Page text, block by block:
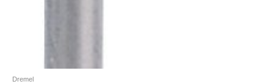
Dremel